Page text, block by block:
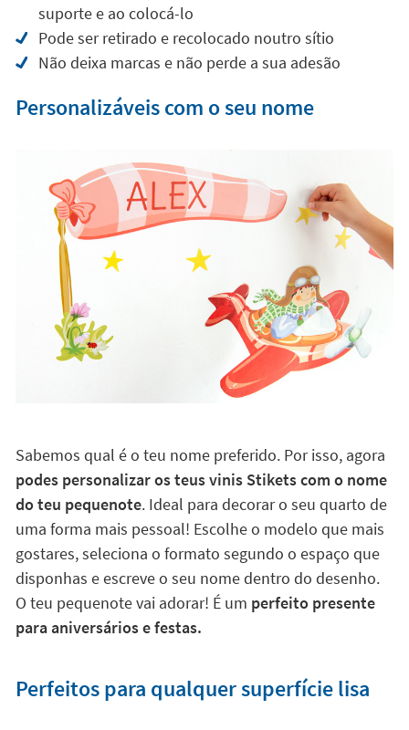
suporte e ao colocá-lo
Pode ser retirado e recolocado noutro sítio
Não deixa marcas e não perde a sua adesão
Personalizáveis com o seu nome
Sabemos qual é o teu nome preferido. Por isso, agora
podes personalizar os teus vinis Stikets com o nome
do teu pequenote. Ideal para decorar o seu quarto de
uma forma mais pessoal! Escolhe o modelo que mais
gostares, seleciona o formato segundo o espaço que
disponhas e escreve o seu nome dentro do desenho.
O teu pequenote vai adorar! É um perfeito presente
para aniversários e festas.
Perfeitos para qualquer superfície lisa